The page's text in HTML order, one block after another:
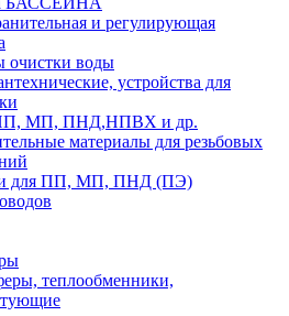
и регулирующая
очистки воды
устройства для
МП, ПНД,НПВХ и др.
материалы для резьбовых
для ПП, МП, ПНД (ПЭ)
теплообменники,